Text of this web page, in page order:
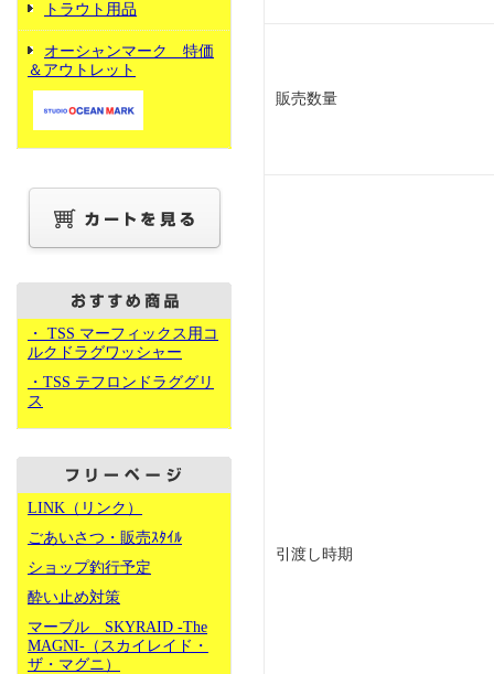
トラウト用品
オーシャンマーク 特価
＆アウトレット
・ TSS マーフィックス用コ
ルクドラグワッシャー
・TSS テフロンドラググリ
ス
LINK（リンク）
ごあいさつ・販売ｽﾀｲﾙ
ショップ釣行予定
酔い止め対策
マーブル SKYRAID -The
MAGNI-（スカイレイド・
ザ・マグニ）
販売数量
引渡し時期